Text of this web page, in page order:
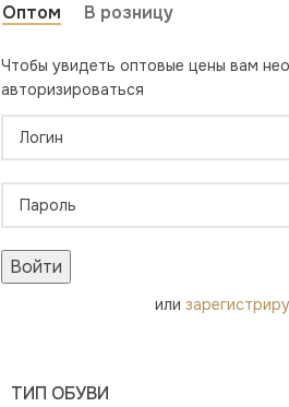
Оптом В розницу
Чтобы увидеть оптовые цены вам
авторизироваться
Войти
или
ТИП ОБУВИ